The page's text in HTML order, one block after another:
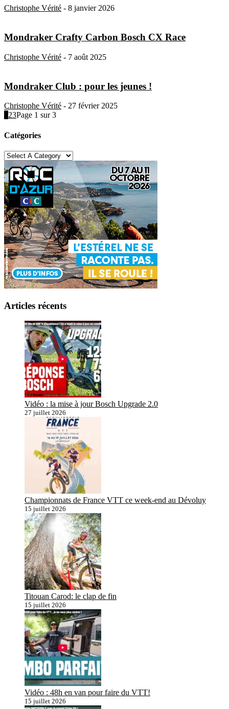
Christophe Vérité - 8 janvier 2026
Mondraker Crafty Carbon Bosch CX Race
Christophe Vérité - 7 août 2025
Mondraker Club : pour les jeunes !
Christophe Vérité - 27 février 2025
23Page 1 sur 3
Catégories
Articles récents
Vidéo : la mise à jour Bosch Upgrade 2.0
27 juillet 2026
Championnats de France VTT ce week-end au Dévoluy
15 juillet 2026
Titouan Carod: le clap de fin
15 juillet 2026
Vidéo : 48h en van pour faire du VTT!
15 juillet 2026